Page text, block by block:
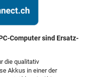
Computer sind Ersatz-
die qualitativ
Akkus in einer der